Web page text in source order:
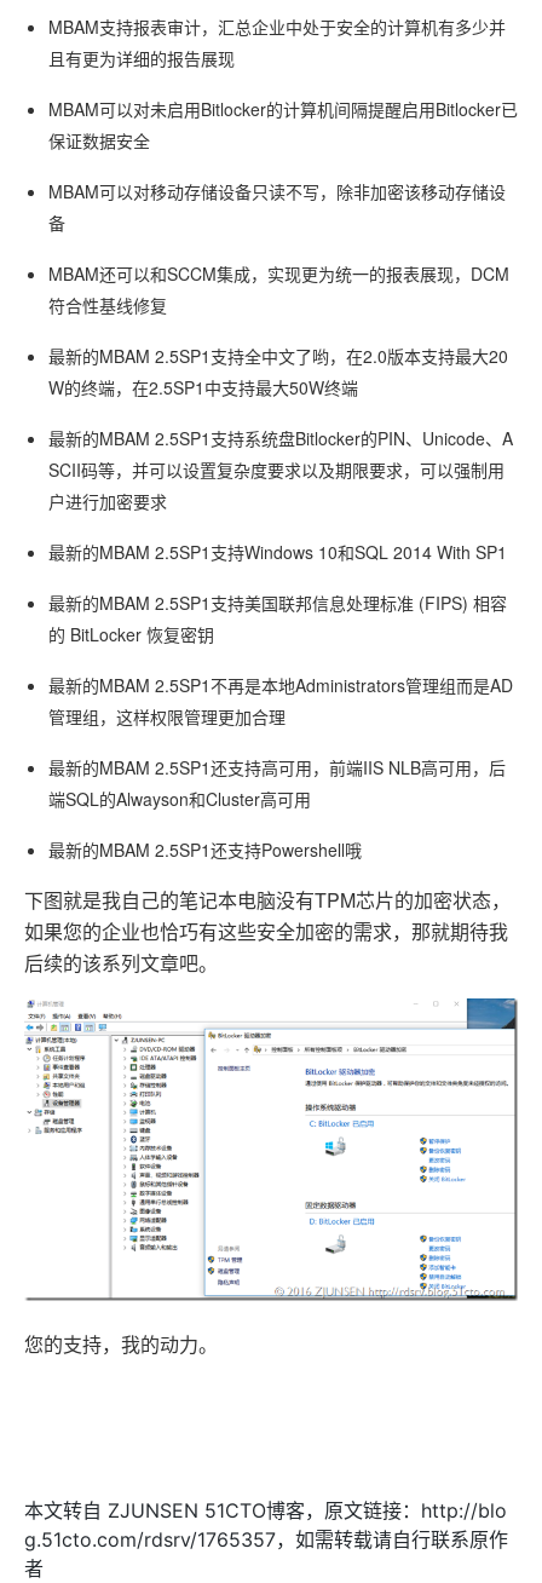
MBAM支持报表审计，汇总企业中处于安全的计算机有多少并
且有更为详细的报告展现
MBAM可以对未启用Bitlocker的计算机间隔提醒启用Bitlocker已
保证数据安全
MBAM可以对移动存储设备只读不写，除非加密该移动存储设
备
MBAM还可以和SCCM集成，实现更为统一的报表展现，DCM
符合性基线修复
最新的MBAM 2.5SP1支持全中文了哟，在2.0版本支持最大20
W的终端，在2.5SP1中支持最大50W终端
最新的MBAM 2.5SP1支持系统盘Bitlocker的PIN、Unicode、A
SCII码等，并可以设置复杂度要求以及期限要求，可以强制用
户进行加密要求
最新的MBAM 2.5SP1支持Windows 10和SQL 2014 With SP1
最新的MBAM 2.5SP1支持美国联邦信息处理标准 (FIPS) 相容
的 BitLocker 恢复密钥
最新的MBAM 2.5SP1不再是本地Administrators管理组而是AD
管理组，这样权限管理更加合理
最新的MBAM 2.5SP1还支持高可用，前端IIS NLB高可用，后
端SQL的Alwayson和Cluster高可用
最新的MBAM 2.5SP1还支持Powershell哦
下图就是我自己的笔记本电脑没有TPM芯片的加密状态，
如果您的企业也恰巧有这些安全加密的需求，那就期待我
后续的该系列文章吧。
您的支持，我的动力。
本文转自 ZJUNSEN 51CTO博客，原文链接：http://blo
g.51cto.com/rdsrv/1765357，如需转载请自行联系原作
者